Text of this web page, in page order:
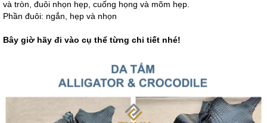
và tròn, đuôi nhọn hẹp, cuống họng và mõm hẹp.
Phần đuôi: ngắn, hẹp và nhọn
Bây giờ hãy đi vào cụ thể từng chi tiết nhé!